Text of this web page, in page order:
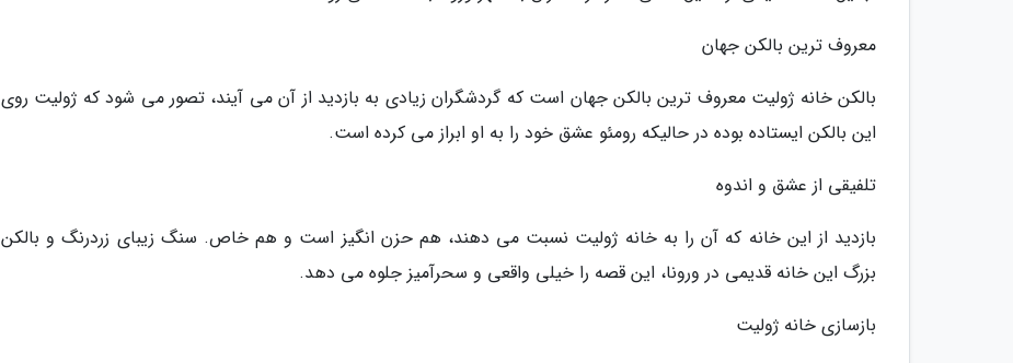
معروف ترین بالکن جهان
بالکن خانه ژولیت معروف ترین بالکن جهان است که گردشگران زیادی به بازدید از آن می آیند، تصور می شود که ژولیت روی
این بالکن ایستاده بوده در حالیکه رومئو عشق خود را به او ابراز می کرده است.
تلفیقی از عشق و اندوه
بازدید از این خانه که آن را به خانه ژولیت نسبت می دهند، هم حزن انگیز است و هم خاص. سنگ زیبای زردرنگ و بالکن
بزرگ این خانه قدیمی در ورونا، این قصه را خیلی واقعی و سحرآمیز جلوه می دهد.
بازسازی خانه ژولیت